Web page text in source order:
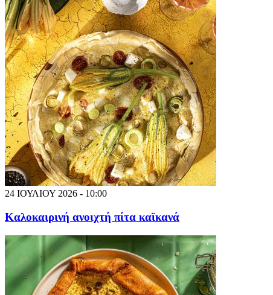
24 ΙΟΥΛΙΟΥ 2026 - 10:00
Καλοκαιρινή ανοιχτή πίτα καϊκανά